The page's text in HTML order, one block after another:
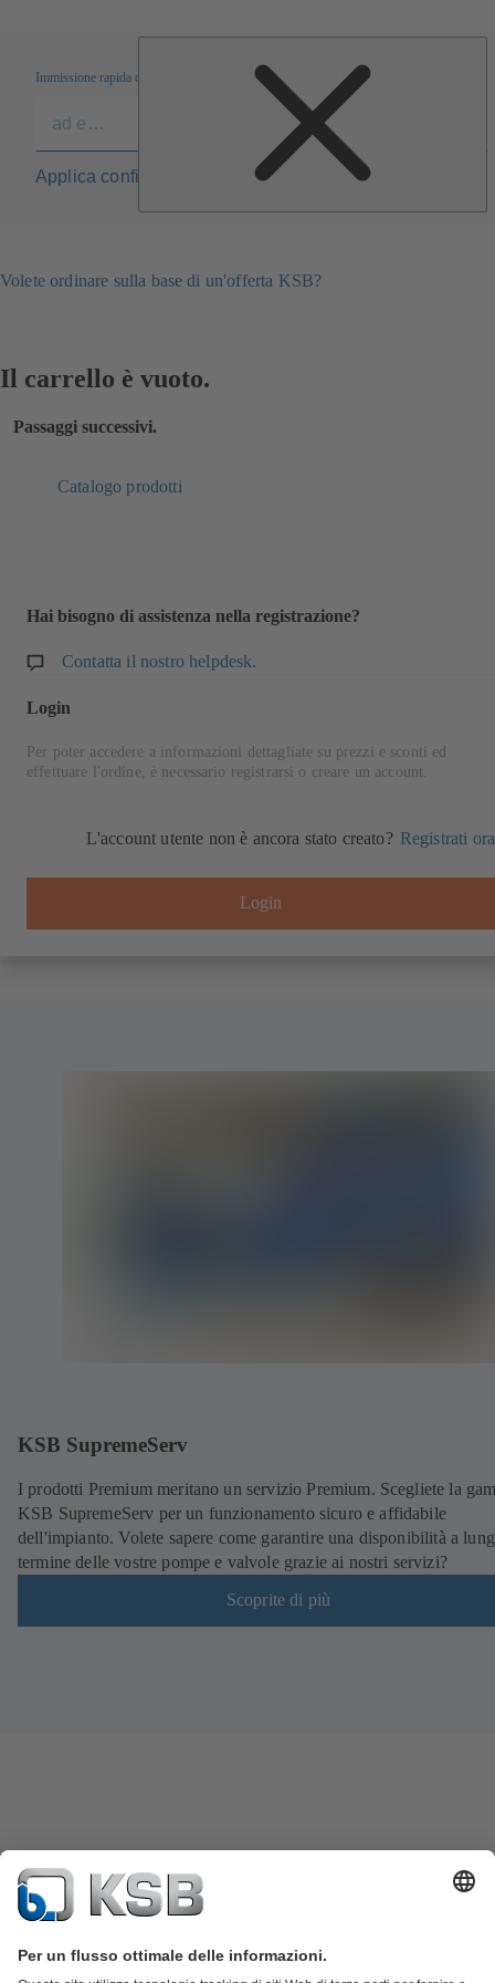
Immissione rapida dei numeri dei materiali
Applica configurazione nell'elenco
Volete ordinare sulla base di un'offerta KSB?
Il carrello è vuoto.
Passaggi successivi.
Catalogo prodotti
Hai bisogno di assistenza nella registrazione?
Contatta il nostro helpdesk.
Login
Per poter accedere a informazioni dettagliate su prezzi e sconti ed
effettuare l'ordine, è necessario registrarsi o creare un account.
L'account utente non è ancora stato creato? Registrati ora
Login
KSB SupremeServ
I prodotti Premium meritano un servizio Premium. Scegliete la
KSB SupremeServ per un funzionamento sicuro e affidabile
dell'impianto. Volete sapere come garantire una disponibilità a
termine delle vostre pompe e valvole grazie ai nostri servizi?
Scoprite di più